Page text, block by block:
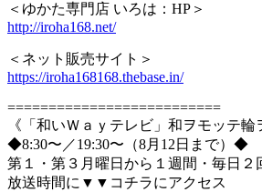
＜ゆかた専門店 いろは：HP＞
http://iroha168.net/
＜ネット販売サイト＞
https://iroha168168.thebase.in/
==========================
《「和いＷａｙテレビ」和ヲモッテ輪
◆8:30〜／19:30〜（8月12日まで）◆
第１・第３月曜日から１週間・毎日２
放送時間に▼▼コチラにアクセス